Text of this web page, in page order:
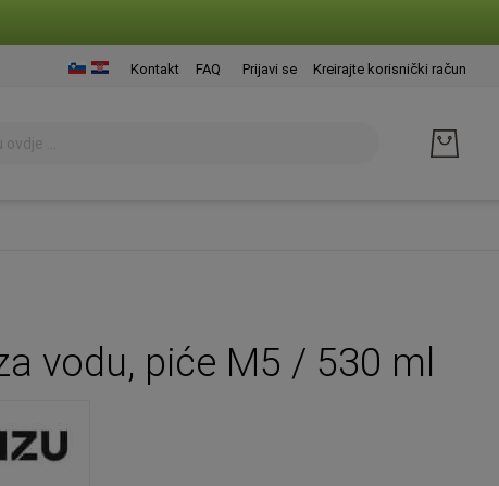
na
Kontakt FAQ Prijavi se Kreirajte korisnički račun
vodu, piće M5 / 530 ml